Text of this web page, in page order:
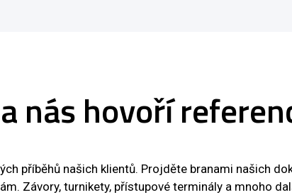
nás hovoří
příběhů našich klientů. Projděte branami našich
Závory, turnikety, přístupové terminály a mnoho